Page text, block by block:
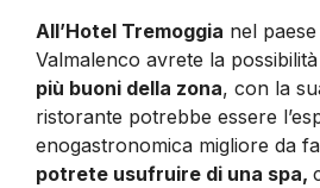
All’Hotel Tremoggia nel
Valmalenco avrete la
più buoni della zona, con la
ristorante potrebbe essere
enogastronomica migliore da
potrete usufruire di una spa,